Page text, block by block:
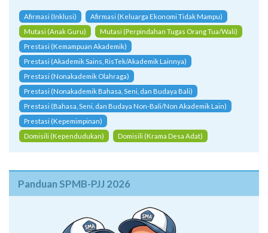
Afirmasi (Inklusi)
Afirmasi (Keluarga Ekonomi Tidak Mampu)
Mutasi (Anak Guru)
Mutasi (Perpindahan Tugas Orang Tua/Wali)
Prestasi (Kemampuan Akademik)
Prestasi (Akademik Sains, RisTek/Akademik Lainnya)
Prestasi (Nonakademik Olahraga)
Prestasi (Nonakademik Bahasa, Seni, dan Budaya Bali)
Prestasi (Bahasa, Seni, dan Budaya Non-Bali/Non Akademik Lain)
Prestasi (Kepemimpinan)
Domisili (Kependudukan)
Domisili (Krama Desa Adat)
Panduan SPMB-PJJ 2026